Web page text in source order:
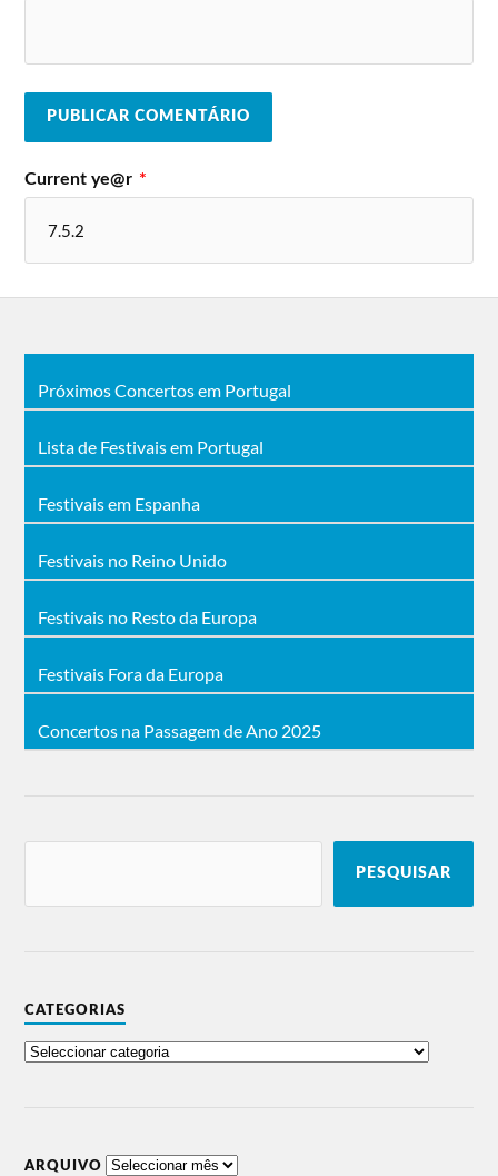
Current ye@r *
Próximos Concertos em Portugal
Lista de Festivais em Portugal
Festivais em Espanha
Festivais no Reino Unido
Festivais no Resto da Europa
Festivais Fora da Europa
Concertos na Passagem de Ano 2025
PESQUISAR
CATEGORIAS
ARQUIVO